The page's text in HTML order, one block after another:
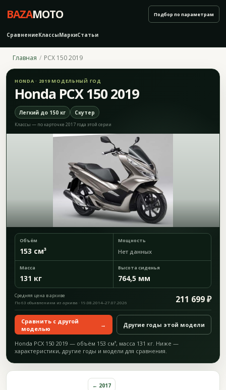
BAZAMOTO
СравнениеКлассыМаркиСтатьи
Подбор по параметрам
Главная PCX 150 2019
HONDA · 2019 МОДЕЛЬНЫЙ ГОД
Honda PCX 150 2019
Легкий до 150 кг Скутер
Классы — по карточке 2017 года этой серии
Объём
153 см³
Мощность
Нет данных
Масса
131 кг
Высота сиденья
764,5 мм
Средняя цена в архиве 211 699 ₽
По 63 объявлениям из архива · 19.08.2014–27.07.2026
Сравнить с другой
моделью
→ Другие годы этой модели
Honda PCX 150 2019 — объём 153 см³, масса 131 кг. Ниже —
характеристики, другие годы и модели для сравнения.
← 2017